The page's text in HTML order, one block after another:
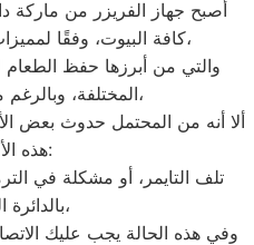
أصبح جهاز الفريزر من ماركة
كافة البيوت، وفقًا لمميزات ديب فريزر دايو العديدة،
والتي من أبرزها حفظ الطعام
المختلفة، وبالرغم من مميزاته العديدة،
ألا أنه من المحتمل حدوث بعض
هذه الأعطال:
تلف التايمر، أو مشكلة في
بالدائرة الكهربائية،
وفي هذه الحالة يجب عليك